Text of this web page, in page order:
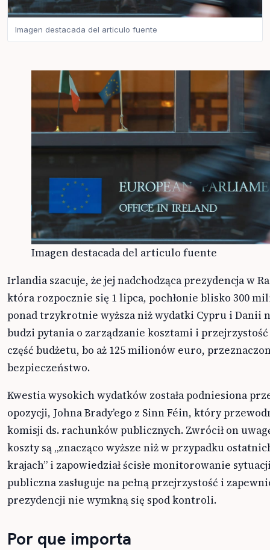
Imagen destacada del articulo fuente
Imagen destacada del articulo fuente
Irlandia szacuje, że jej nadchodząca prezydencja w
która rozpocznie się 1 lipca, pochłonie blisko 300
ponad trzykrotnie wyższa niż wydatki Cypru i Danii
budzi pytania o zarządzanie kosztami i przejrzystość
część budżetu, bo aż 125 milionów euro,
bezpieczeństwo.
Kwestia wysokich wydatków została podniesiona
opozycji, Johna Brady’ego z Sinn Féin, który
komisji ds. rachunków publicznych. Zwrócił on
koszty są „znacząco wyższe niż w przypadku
krajach” i zapowiedział ścisłe monitorowanie
publiczna zasługuje na pełną przejrzystość i
prezydencji nie wymkną się spod kontroli.
Por que importa